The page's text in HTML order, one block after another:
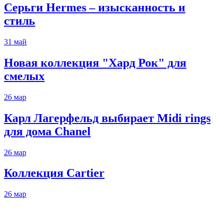
Серьги Hermes – изысканность и
стиль
31 май
Новая коллекция "Хард Рок" для
смелых
26 мар
Карл Лагерфельд выбирает Midi rings
для дома Chanel
26 мар
Коллекция Cartier
26 мар